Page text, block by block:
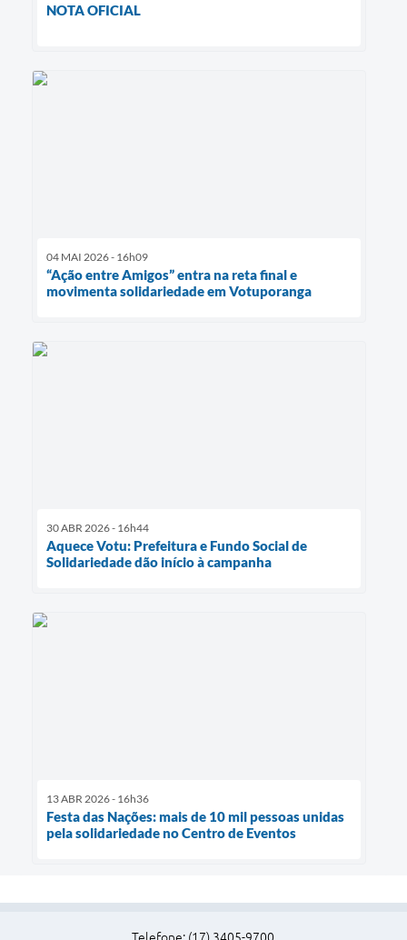
NOTA OFICIAL
04 MAI 2026 - 16h09
“Ação entre Amigos” entra na reta final e
movimenta solidariedade em Votuporanga
30 ABR 2026 - 16h44
Aquece Votu: Prefeitura e Fundo Social de
Solidariedade dão início à campanha
13 ABR 2026 - 16h36
Festa das Nações: mais de 10 mil pessoas unidas
pela solidariedade no Centro de Eventos